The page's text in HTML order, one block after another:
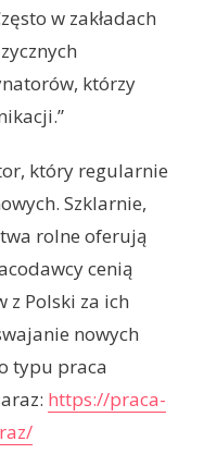
w zakładach
którzy
który regularnie
Szklarnie,
rolne oferują
cenią
z Polski za ich
nowych
typu praca
https://praca-